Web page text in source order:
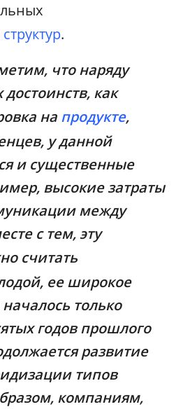
.
что наряду
как
на продукте,
у данной
и существенные
высокие затраты
между
с тем, эту
считать
ее широкое
только
годов прошлого
развитие
типов
компаниям,